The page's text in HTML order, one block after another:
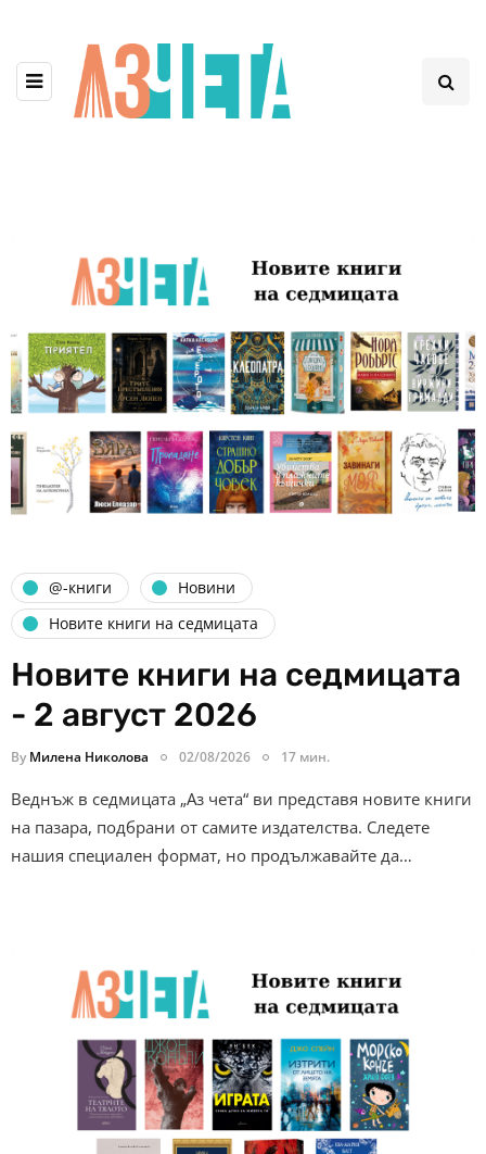
@-книги
Новини
Новите книги на седмицата
Новите книги на седмицата
- 2 август 2026
By Милена Николова 02/08/2026 17 мин.
Веднъж в седмицата „Аз чета“ ви представя новите книги
на пазара, подбрани от самите издателства. Следете
нашия специален формат, но продължавайте да…